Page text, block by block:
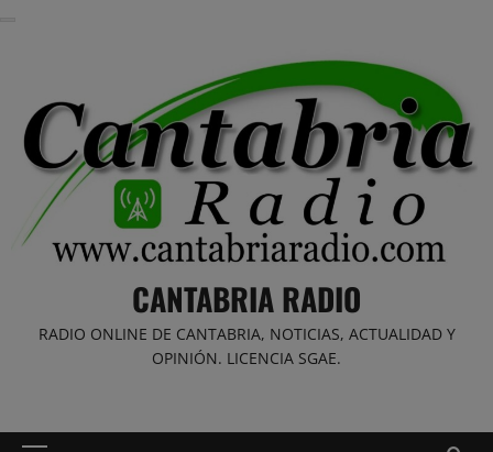
CANTABRIA RADIO
RADIO ONLINE DE CANTABRIA, NOTICIAS, ACTUALIDAD Y
OPINIÓN. LICENCIA SGAE.